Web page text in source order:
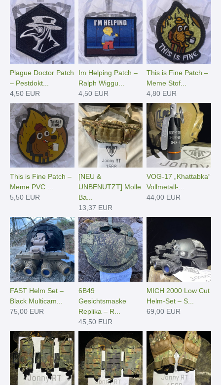
Plague Doctor Patch
– Pestdokt...
4,50 EUR
Im Helping Patch –
Ralph Wiggu...
4,50 EUR
This is Fine Patch –
Meme Stof...
4,80 EUR
This is Fine Patch –
Meme PVC ...
5,50 EUR
[NEU &
UNBENUTZT] Molle
Ba...
13,37 EUR
VOG-17 „Khattabka“
Vollmetall-...
44,00 EUR
FAST Helm Set –
Black Multicam...
75,00 EUR
6B49
Gesichtsmaske
Replika – R...
45,50 EUR
MICH 2000 Low Cut
Helm-Set – S...
69,00 EUR